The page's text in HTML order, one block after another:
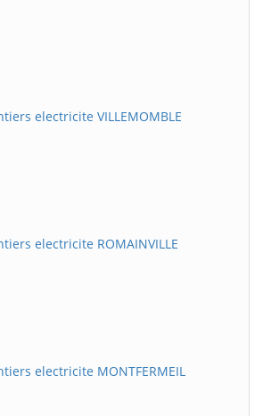
electricite VILLEMOMBLE
electricite ROMAINVILLE
electricite MONTFERMEIL